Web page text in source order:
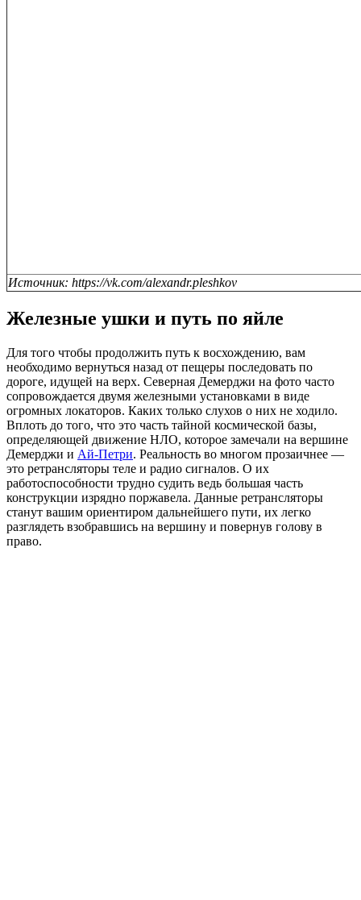
Источник: https://vk.com/alexandr.pleshkov
Железные ушки и путь по яйле
Для того чтобы продолжить путь к восхождению, вам
необходимо вернуться назад от пещеры последовать по
дороге, идущей на верх. Северная Демерджи на фото часто
сопровождается двумя железными установками в виде
огромных локаторов. Каких только слухов о них не ходило.
Вплоть до того, что это часть тайной космической базы,
определяющей движение НЛО, которое замечали на вершине
Демерджи и Ай-Петри. Реальность во многом прозаичнее —
это ретрансляторы теле и радио сигналов. О их
работоспособности трудно судить ведь большая часть
конструкции изрядно поржавела. Данные ретрансляторы
станут вашим ориентиром дальнейшего пути, их легко
разглядеть взобравшись на вершину и повернув голову в
право.